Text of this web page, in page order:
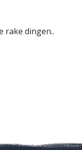
rake dingen..